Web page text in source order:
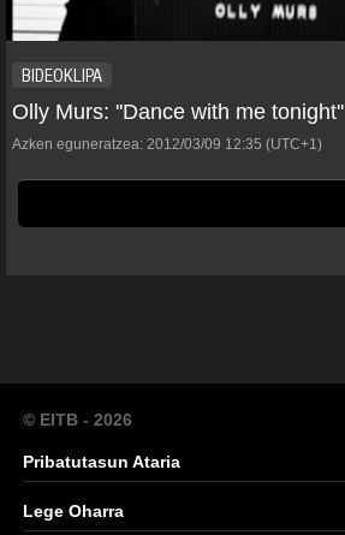
BIDEOKLIPA
Olly Murs: ''Dance with me tonight''
Azken eguneratzea: 2012/03/09 12:35 (UTC+1)
© EITB - 2026
Pribatutasun Ataria
Lege Oharra